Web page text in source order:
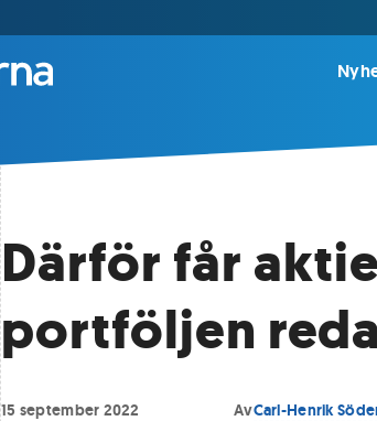
Därför får
portföljen
15 september 2022 AvCarl-Henrik